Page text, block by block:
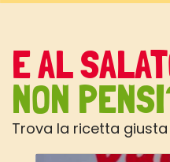
E AL
NON
Trova la ricetta giusta